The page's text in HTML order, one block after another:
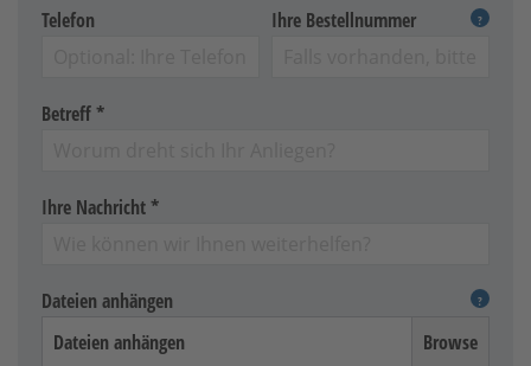
Telefon Ihre Bestellnummer ?
Betreff *
Ihre Nachricht *
Dateien anhängen ?
Dateien anhängen